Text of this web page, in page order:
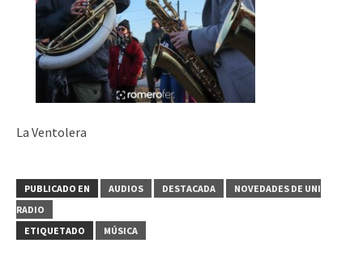
La Ventolera
PUBLICADO EN AUDIOS DESTACADA
NOVEDADES DE UNI
RADIO
ETIQUETADO
MÚSICA